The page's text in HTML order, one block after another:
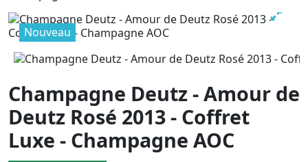
Nouveau
Champagne Deutz - Amour de
Deutz Rosé 2013 - Coffret
Luxe - Champagne AOC